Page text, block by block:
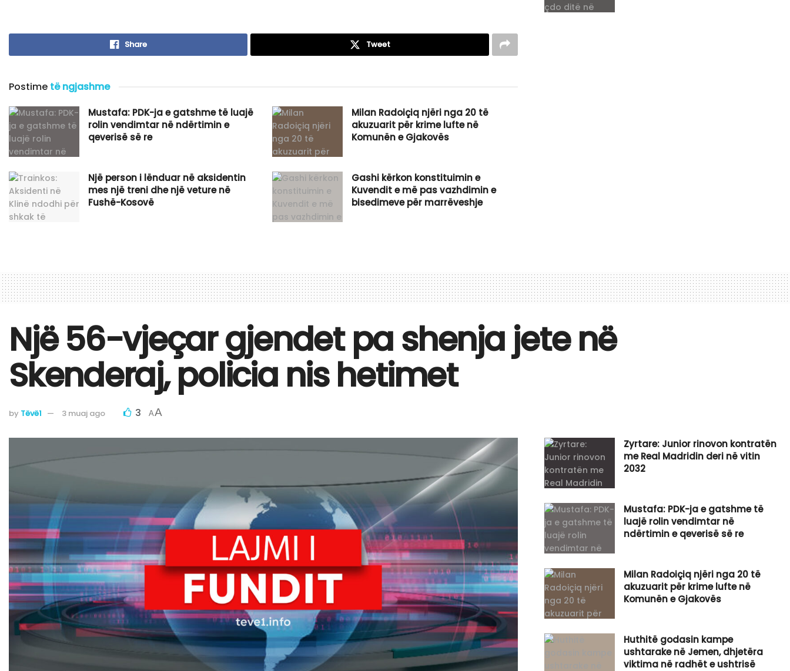
Share Tweet
Postime të ngjashme
Mustafa: PDK-ja e gatshme të luajë
rolin vendimtar në ndërtimin e
qeverisë së re
Milan Radoiçiq njëri nga 20 të
akuzuarit për krime lufte në
Komunën e Gjakovës
Një person i lënduar në aksidentin
mes një treni dhe një veture në
Fushë-Kosovë
Gashi kërkon konstituimin e
Kuvendit e më pas vazhdimin e
bisedimeve për marrëveshje
Një 56-vjeçar gjendet pa shenja jete në
Skenderaj, policia nis hetimet
by Tëvë1 3 muaj ago 3 AA
Zyrtare: Junior rinovon kontratën
me Real Madridin deri në vitin
2032
Mustafa: PDK-ja e gatshme të
luajë rolin vendimtar në
ndërtimin e qeverisë së re
Milan Radoiçiq njëri nga 20 të
akuzuarit për krime lufte në
Komunën e Gjakovës
Huthitë godasin kampe
ushtarake në Jemen, dhjetëra
viktima në radhët e ushtrisë